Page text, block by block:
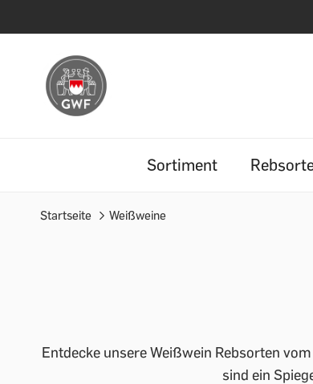
Sortiment
Startseite Weißweine
Entdecke unsere Weißwein Rebsorten
sind ein